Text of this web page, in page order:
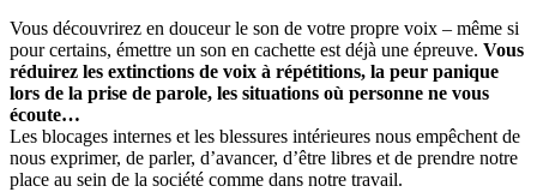
Vous découvrirez en douceur le son de votre propre voix – même si
pour certains, émettre un son en cachette est déjà une épreuve. Vous
réduirez les extinctions de voix à répétitions, la peur panique
lors de la prise de parole, les situations où personne ne vous
écoute…
Les blocages internes et les blessures intérieures nous empêchent de
nous exprimer, de parler, d’avancer, d’être libres et de prendre notre
place au sein de la société comme dans notre travail.